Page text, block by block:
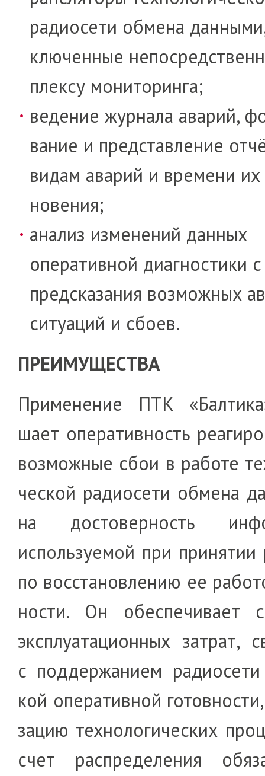
радиосети обмена
клю­ченные
п­­лексу мони­то­ринга;
ведение журнала аварий,
ва­ние и представление
видам аварий и времени
но­ве­ния;
анализ изменений данных
оперативной диаг­нос­ти­ки
предсказания возможных
си­ту­а­ций и сбоев.
ПРЕИМУЩЕСТВА
Применение ПТК
шает опе­ра­тивность
во­з­­мож­ные сбои в работе
чес­кой ра­дио­сети об­мена
на досто­верность
исполь­зуе­мой при
по восстанов­ле­нию ее
ности. Он обеспечивает
экс­п­луата­цион­ных за­трат,
с поддер­жа­ни­ем
кой опе­ра­тив­ной
зацию тех­нолог­и­чес­ких
счет рас­п­ре­­де­ле­ния